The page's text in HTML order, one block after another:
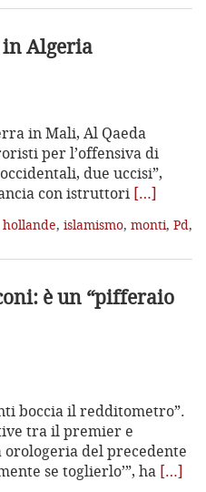
Algeria
in Mali, Al Qaeda
per l’offensiva di
due uccisi”,
con istruttori […]
hollande, islamismo, monti, Pd,
è un “pifferaio
boccia il redditometro”.
tra il premier e
orologeria del precedente
se toglierlo’”, ha […]